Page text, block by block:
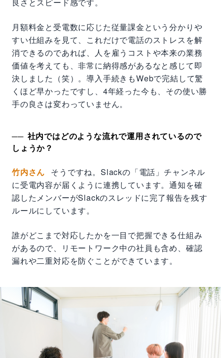
月額料金と受電数に応じた従量課金という分かりや
すい仕組みを見て、これだけで電話のストレスを解
消できるのであれば、人を雇うコストや本来の業務
価値を考えても、非常に納得感があるなと感じて即
決しました（笑）。導入手続きもWebで完結して驚
くほど早かったですし、4年経った今も、その使い勝
手の良さは変わっていません。
社内ではどのような流れで運用されているので
しょうか？
竹内さん
そうですね。Slackの「電話」チャンネル
に受電内容が届くように連携しています。通知を確
認したメンバーがSlackのスレッドに完了報告を残す
ルールにしています。
誰がどこまで対応したかを一目で把握できる仕組み
があるので、リモートワーク中の社員も含め、確認
漏れや二重対応を防ぐことができています。